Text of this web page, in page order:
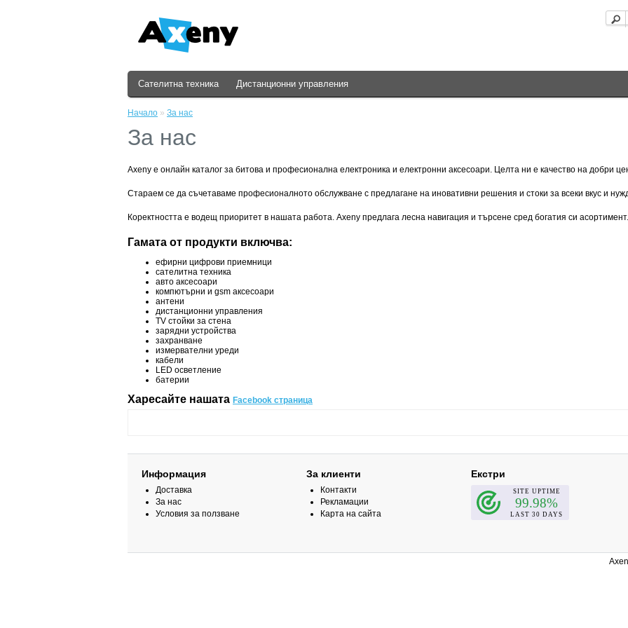
Сателитна техника Дистанционни управления
Начало » За нас
За нас
Axeny е онлайн каталог за битова и професионална електроника и електронни аксесоари. Целта ни е качество на добри
Стараем се да съчетаваме професионалното обслужване с предлагане на иновативни решения и стоки за всеки вкус и
Коректността е водещ приоритет в нашата работа. Axeny предлага лесна навигация и търсене сред богатия си асортимент.
Гамата от продукти включва:
ефирни цифрови приемници
сателитна техника
авто аксесоари
компютърни и gsm аксесоари
антени
дистанционни управления
TV стойки за стена
зарядни устройства
захранване
измервателни уреди
кабели
LED осветление
батерии
Харесайте нашата Facebook страница
Информация
Доставка
За нас
Условия за ползване
За клиенти
Контакти
Рекламации
Карта на сайта
Екстри